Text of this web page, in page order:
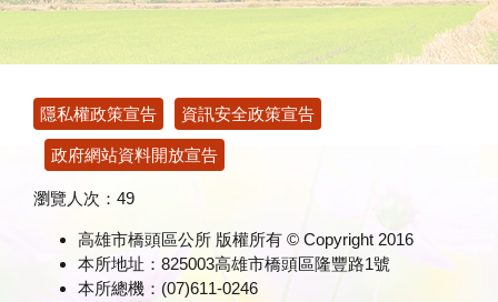
隱私權政策宣告
資訊安全政策宣告
政府網站資料開放宣告
瀏覽人次： 49
高雄市橋頭區公所 版權所有 © Copyright 2016
本所地址：825003高雄市橋頭區隆豐路1號
本所總機：(07)611-0246